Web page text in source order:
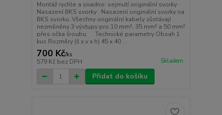
Montáž rychle a snadno: sejmutí originální svorky ·
Nasazení BKS svorky · Nasazení originální svorky na
BKS svorku. Všechny originální kabely zůstávají
nezměněny 3 výstupy pro 10 mm², 35 mm² a 50 mm²
přes očka šroubu. Technické parametry Obsah 1
kus Rozměry (š x v x h) 45 x 40 ...
700 Kč/ks
579 Kč bez DPH Skladem
Přidat do košíku